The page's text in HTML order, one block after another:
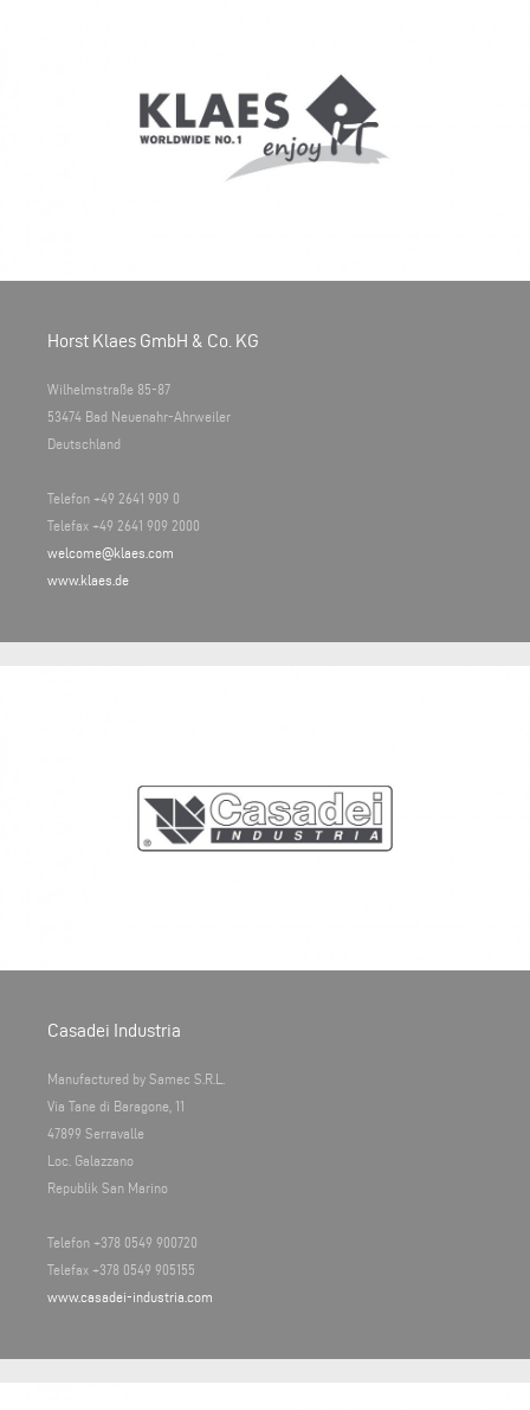
Horst Klaes GmbH & Co. KG
Wilhelmstraße 85-87
53474 Bad Neuenahr-Ahrweiler
Deutschland
Telefon +49 2641 909 0
Telefax +49 2641 909 2000
welcome@klaes.com
www.klaes.de
Casadei Industria
Manufactured by Samec S.R.L.
Via Tane di Baragone, 11
47899 Serravalle
Loc. Galazzano
Republik San Marino
Telefon +378 0549 900720
Telefax +378 0549 905155
www.casadei-industria.com